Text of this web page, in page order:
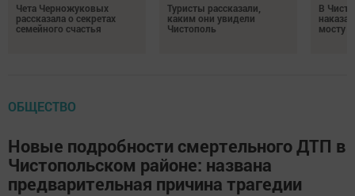
Чета Черножуковых
рассказала о секретах
семейного счастья
Туристы рассказали,
каким они увидели
Чистополь
В
мосту
ОБЩЕСТВО
Новые подробности смертельного ДТП в
Чистопольском районе: названа
предварительная причина трагедии